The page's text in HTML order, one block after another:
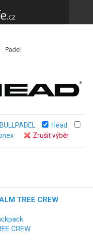
Padel
BULLPADEL
Head
Zrušit výběr
TREE CREW